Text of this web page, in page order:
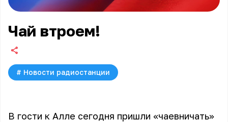
Чай втроем!
# Новости радиостанции
В гости к Алле сегодня пришли «чаевничать»